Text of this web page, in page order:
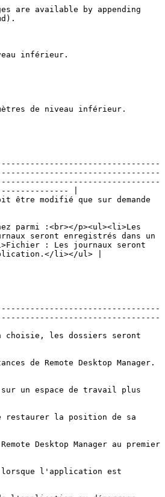
should-never-use-zipcrypto/). |

#### Authentification <a href="#authentication" id="authentication"></a>

| Option                                                                                | Description                                                                                                                                                                                                                                                                                                                                                                                                                                                                                                                                                                                                                                                                                         |
| ------------------------------------------------------------------------------------- | --------------------------------------------------------------------------------------------------------------------------------------------------------------------------------------------------------------------------------------------------------------------------------------------------------------------------------------------------------------------------------------------------------------------------------------------------------------------------------------------------------------------------------------------------------------------------------------------------------------------------------------------------------------------------------------------------- |
| **Se connecter au compte Devolutions à l'aide du flux de code d'autorisation**        | Lorsque cette option est activée, Remote Desktop Manager utilise le flux de code d'autorisation OAuth 2.0 pour l'authe